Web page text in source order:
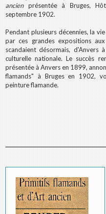
ancien présentée à Bruges,
septembre 1902.
Pendant plusieurs décennies, la
par ces grandes expositions
scandaient désormais, d'Anvers
culturelle nationale. Le succès
présentée à Anvers en 1899,
flamands" à Bruges en 1902,
peinture flamande.